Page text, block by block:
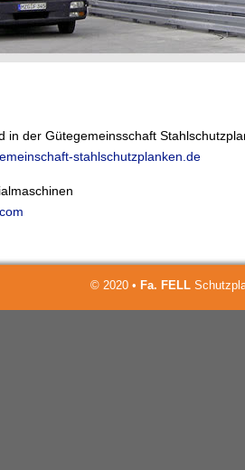
in der Gütegemeinsschaft
stahlschutzplanken.de
© 2020 • Fa. FELL